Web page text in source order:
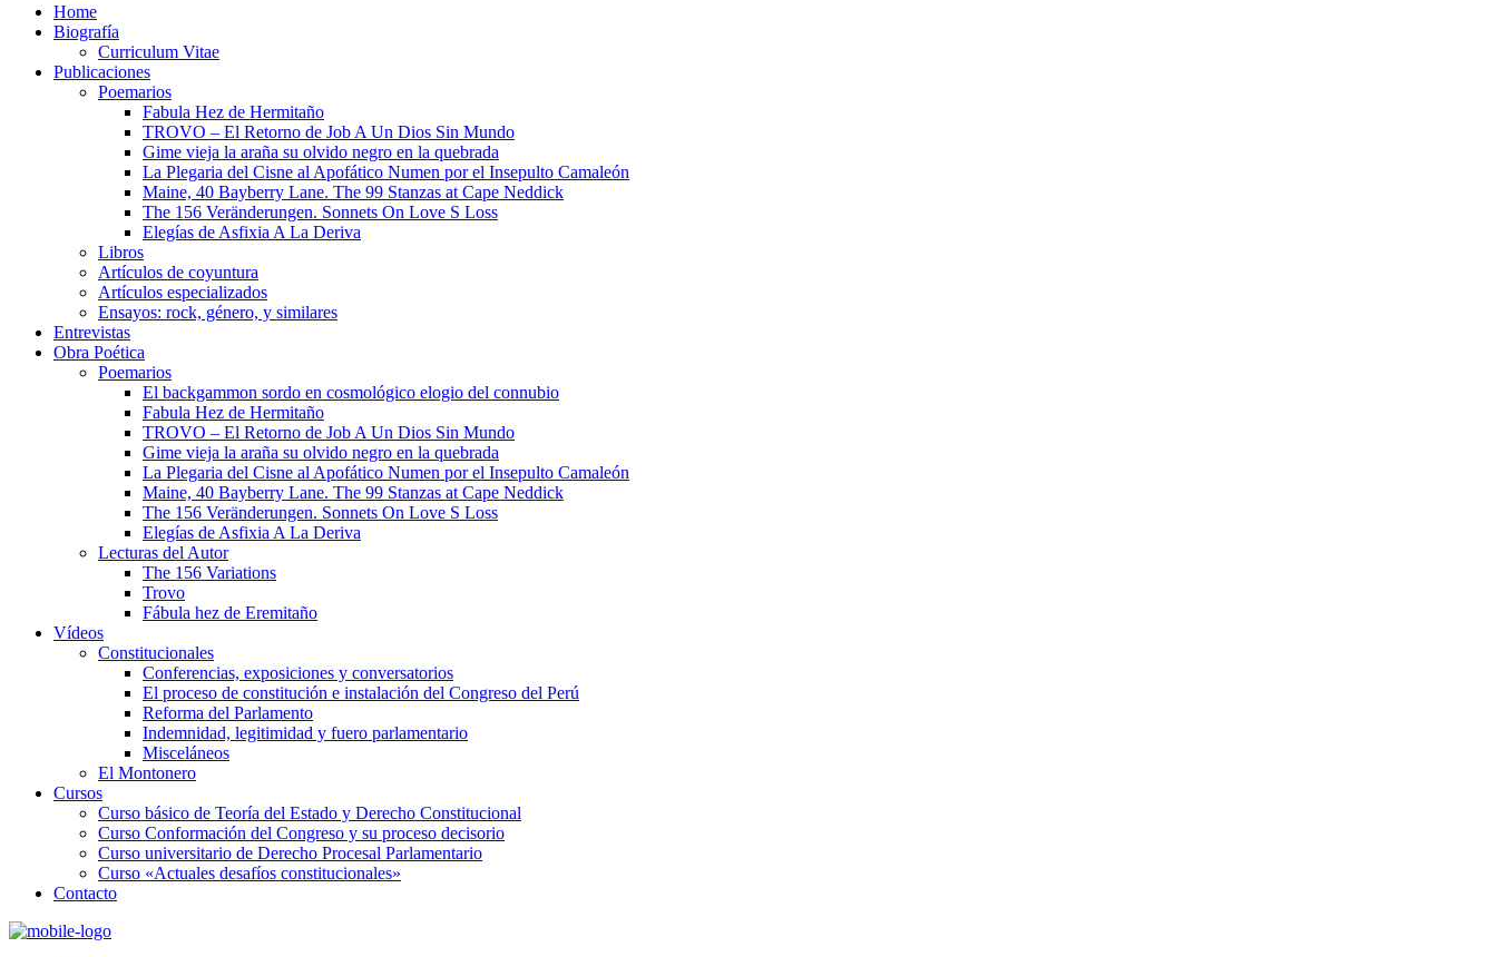
Home
Biografía
Curriculum Vitae​
Publicaciones
Poemarios
Fabula Hez de Hermitaño
TROVO – El Retorno de Job A Un Dios Sin Mundo
Gime vieja la araña su olvido negro en la quebrada
La Plegaria del Cisne al Apofático Numen por el Insepulto Camaleón
Maine, 40 Bayberry Lane. The 99 Stanzas at Cape Neddick
The 156 Veränderungen. Sonnets On Love S Loss
Elegías de Asfixia A La Deriva
Libros
Artículos de coyuntura
Artículos especializados
Ensayos: rock, género, y similares
Entrevistas
Obra Poética
Poemarios
El backgammon sordo en cosmológico elogio del connubio
Fabula Hez de Hermitaño
TROVO – El Retorno de Job A Un Dios Sin Mundo
Gime vieja la araña su olvido negro en la quebrada
La Plegaria del Cisne al Apofático Numen por el Insepulto Camaleón
Maine, 40 Bayberry Lane. The 99 Stanzas at Cape Neddick
The 156 Veränderungen. Sonnets On Love S Loss
Elegías de Asfixia A La Deriva
Lecturas del Autor
The 156 Variations
Trovo
Fábula hez de Eremitaño
Vídeos
Constitucionales
Conferencias, exposiciones y conversatorios
El proceso de constitución e instalación del Congreso del Perú
Reforma del Parlamento
Indemnidad, legitimidad y fuero parlamentario
Misceláneos
El Montonero
Cursos
Curso básico de Teoría del Estado y Derecho Constitucional
Curso Conformación del Congreso y su proceso decisorio
Curso universitario de Derecho Procesal Parlamentario
Curso «Actuales desafíos constitucionales»
Contacto